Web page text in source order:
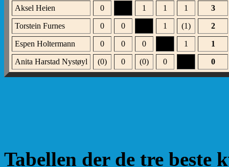
Aksel Heien 0 1 1 1 3
Torstein Furnes 0 0 1 (1) 2
Espen Holtermann 0 0 0 1 1
Anita Harstad Nystøyl (0) 0 (0) 0 0
Tabellen der de tre beste